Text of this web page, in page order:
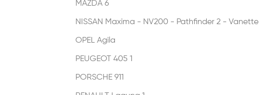
MAZDA 6
NISSAN Maxima - NV200 - Pathfinder 2 - Vanette
OPEL Agila
PEUGEOT 405 1
PORSCHE 911